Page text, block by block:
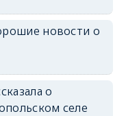
новости о
о
селе